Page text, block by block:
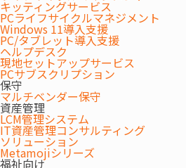
キッティングサービス
PCライフサイクルマネジメント
Windows 11導入支援
PC/タブレット導入支援
ヘルプデスク
現地セットアップサービス
PCサブスクリプション
保守
マルチベンダー保守
資産管理
LCM管理システム
IT資産管理コンサルティング
ソリューション
Metamojiシリーズ
福祉向け